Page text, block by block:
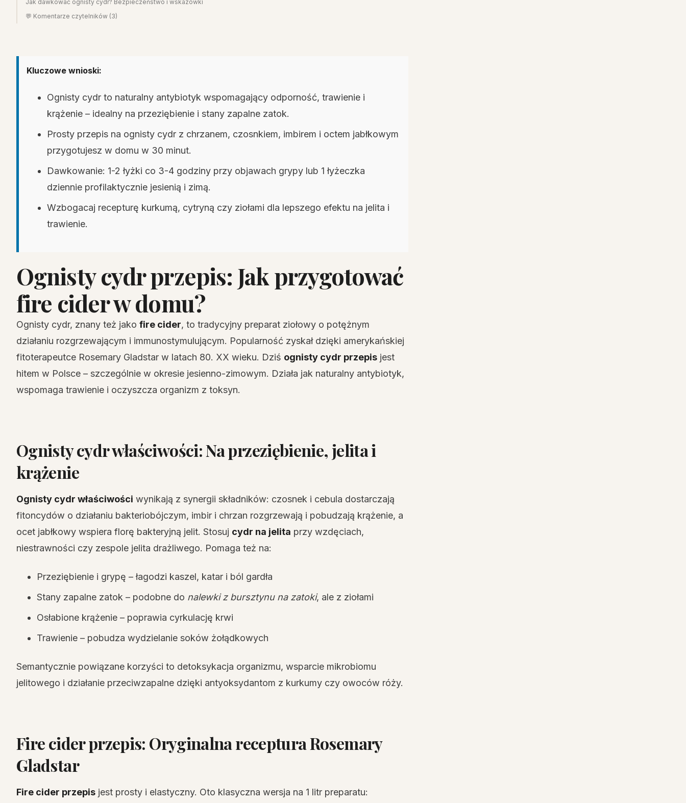
Jak dawkować ognisty cydr? Bezpieczeństwo i wskazówki
💬 Komentarze czytelników (3)
Kluczowe wnioski:
Ognisty cydr to naturalny antybiotyk wspomagający odporność, trawienie i
krążenie – idealny na przeziębienie i stany zapalne zatok.
Prosty przepis na ognisty cydr z chrzanem, czosnkiem, imbirem i octem jabłkowym
przygotujesz w domu w 30 minut.
Dawkowanie: 1-2 łyżki co 3-4 godziny przy objawach grypy lub 1 łyżeczka
dziennie profilaktycznie jesienią i zimą.
Wzbogacaj recepturę kurkumą, cytryną czy ziołami dla lepszego efektu na jelita i
trawienie.
Ognisty cydr przepis: Jak przygotować
fire cider w domu?
Ognisty cydr, znany też jako fire cider, to tradycyjny preparat ziołowy o potężnym
działaniu rozgrzewającym i immunostymulującym. Popularność zyskał dzięki amerykańskiej
fitoterapeutce Rosemary Gladstar w latach 80. XX wieku. Dziś ognisty cydr przepis jest
hitem w Polsce – szczególnie w okresie jesienno-zimowym. Działa jak naturalny antybiotyk,
wspomaga trawienie i oczyszcza organizm z toksyn.
Ognisty cydr właściwości: Na przeziębienie, jelita i
krążenie
Ognisty cydr właściwości wynikają z synergii składników: czosnek i cebula dostarczają
fitoncydów o działaniu bakteriobójczym, imbir i chrzan rozgrzewają i pobudzają krążenie, a
ocet jabłkowy wspiera florę bakteryjną jelit. Stosuj cydr na jelita przy wzdęciach,
niestrawności czy zespole jelita drażliwego. Pomaga też na:
Przeziębienie i grypę – łagodzi kaszel, katar i ból gardła
Stany zapalne zatok – podobne do nalewki z bursztynu na zatoki, ale z ziołami
Osłabione krążenie – poprawia cyrkulację krwi
Trawienie – pobudza wydzielanie soków żołądkowych
Semantycznie powiązane korzyści to detoksykacja organizmu, wsparcie mikrobiomu
jelitowego i działanie przeciwzapalne dzięki antyoksydantom z kurkumy czy owoców róży.
Fire cider przepis: Oryginalna receptura Rosemary
Gladstar
Fire cider przepis jest prosty i elastyczny. Oto klasyczna wersja na 1 litr preparatu: